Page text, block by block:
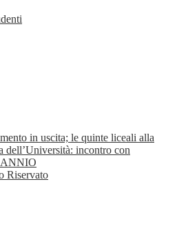
in uscita; le quinte liceali alla
dell’Università: incontro con
Riservato